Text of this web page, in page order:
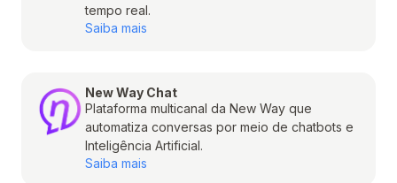
tempo real.
Saiba mais
New Way Chat
Plataforma multicanal da New Way que
automatiza conversas por meio de chatbots e
Inteligência Artificial.
Saiba mais